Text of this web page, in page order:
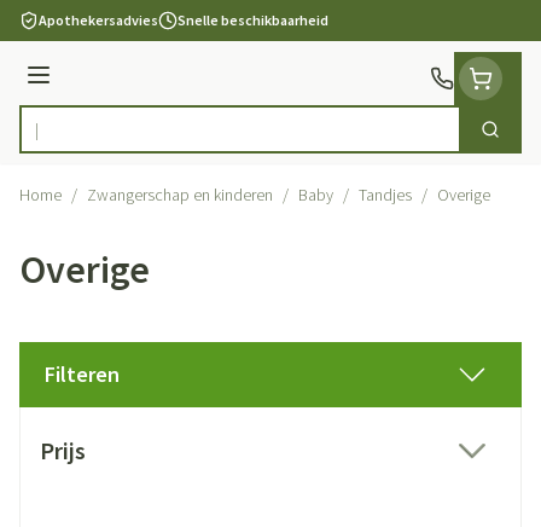
Ga naar de inhoud
Apothekersadvies Snelle beschikbaarheid
Menu
Product, merk, categorie... Zoek
Home / Zwangerschap en kinderen / Baby / Tandjes / Overige
Overige
Filteren
Prijs